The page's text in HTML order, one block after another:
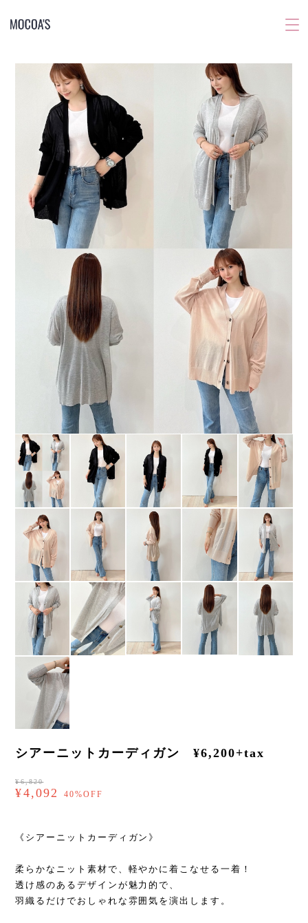
シアーニットカーディガン ¥6,200+tax
¥6,820
¥4,092 40%OFF
《シアーニットカーディガン》
柔らかなニット素材で、軽やかに着こなせる一着！
透け感のあるデザインが魅力的で、
羽織るだけでおしゃれな雰囲気を演出します。